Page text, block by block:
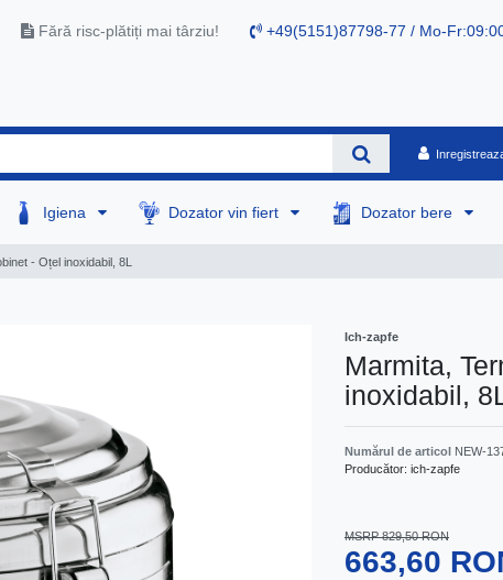
Fără risc-plătiți mai târziu! +49(5151)87798-77 / Mo-
Igiena Dozator vin fiert Dozator bere
- Oțel inoxidabil, 8L
Ich-zapfe
Marmita,
inoxidabil,
Numărul de articol NEW-
Producător: ich-zapfe
MSRP 829,50 RON
663,60